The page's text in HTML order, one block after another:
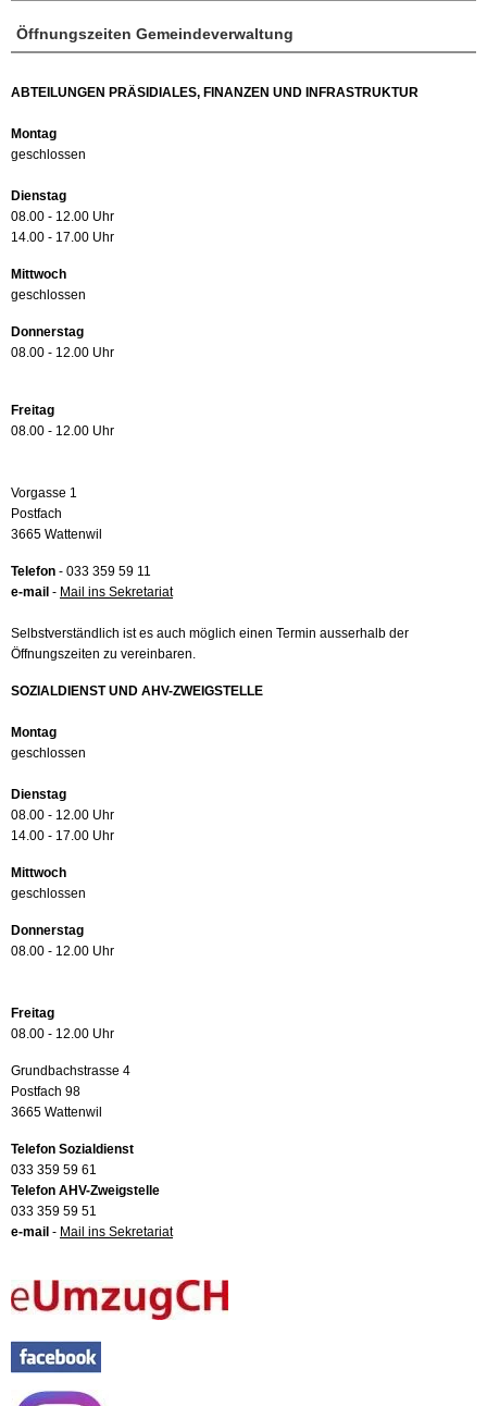
Öffnungszeiten Gemeindeverwaltung
ABTEILUNGEN PRÄSIDIALES, FINANZEN UND INFRASTRUKTUR
Montag
geschlossen
Dienstag
08.00 - 12.00 Uhr
14.00 - 17.00 Uhr
Mittwoch
geschlossen
Donnerstag
08.00 - 12.00 Uhr
Freitag
08.00 - 12.00 Uhr
Vorgasse 1
Postfach
3665 Wattenwil
Telefon - 033 359 59 11
e-mail - Mail ins Sekretariat
Selbstverständlich ist es auch möglich einen Termin ausserhalb der
Öffnungszeiten zu vereinbaren.
SOZIALDIENST UND AHV-ZWEIGSTELLE
Montag
geschlossen
Dienstag
08.00 - 12.00 Uhr
14.00 - 17.00 Uhr
Mittwoch
geschlossen
Donnerstag
08.00 - 12.00 Uhr
Freitag
08.00 - 12.00 Uhr
Grundbachstrasse 4
Postfach 98
3665 Wattenwil
Telefon Sozialdienst
033 359 59 61
Telefon AHV-Zweigstelle
033 359 59 51
e-mail - Mail ins Sekretariat